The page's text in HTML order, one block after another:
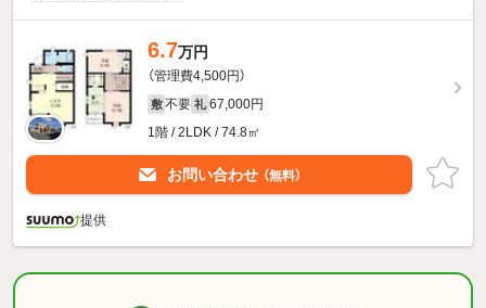
6.7万円
（管理費4,500円）
敷 不要 礼 67,000円
1階 / 2LDK / 74.8㎡
お問い合わせ （無料）
提供